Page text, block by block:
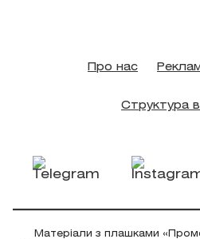
Про нас
Структура
Матеріали з плашками